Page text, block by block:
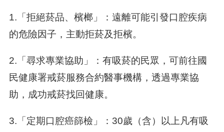
1.「拒絕菸品、檳榔」：遠離可能引發口腔疾病
的危險因子，主動拒菸及拒檳。
2.「尋求專業協助」：有吸菸的民眾，可前往國
民健康署戒菸服務合約醫事機構，透過專業協
助，成功戒菸找回健康。
3.「定期口腔癌篩檢」：30歲（含）以上凡有吸